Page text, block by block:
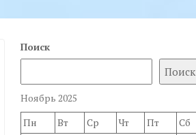
Поиск
Поиск
Ноябрь 2025
Пн
Вт Ср Чт Пт Сб